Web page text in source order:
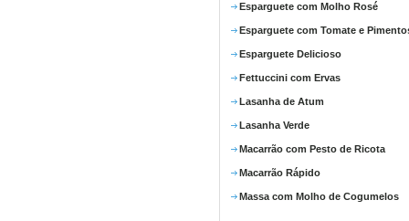
Esparguete com Molho Rosé
Esparguete com Tomate e
Esparguete Delicioso
Fettuccini com Ervas
Lasanha de Atum
Lasanha Verde
Macarrão com Pesto de Ricota
Macarrão Rápido
Massa com Molho de Cogumelos